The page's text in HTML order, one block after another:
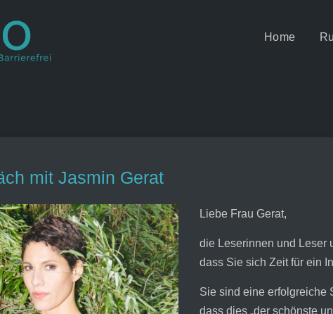
Momo – Mobilität • Motion &
Home
mit Jasmin Gerat
Liebe Frau Gerat,
die Leserinnen und Leser
dass Sie sich Zeit für ein
Sie sind eine erfolgreiche
dass dies „der schönste